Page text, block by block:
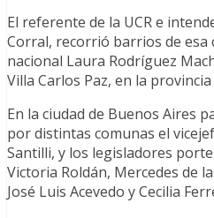
El referente de la UCR e
Corral, recorrió barrios de esa
nacional Laura Rodríguez
Villa Carlos Paz, en la
En la ciudad de Buenos Aires
por distintas comunas el
Santilli, y los legisladores
Victoria Roldán, Mercedes de
José Luis Acevedo y Cecilia